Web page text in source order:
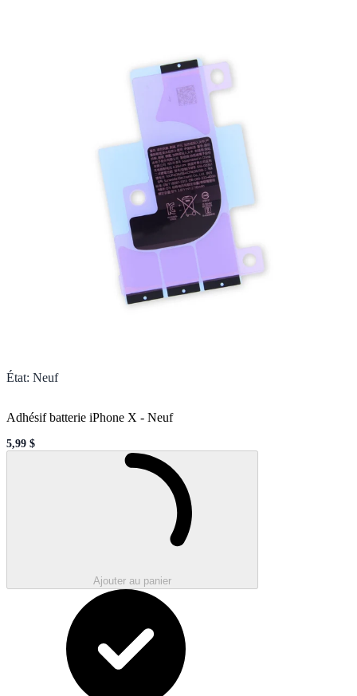
État: Neuf
Adhésif batterie iPhone X - Neuf
Sale price
5,99 $
Ajouter au panier